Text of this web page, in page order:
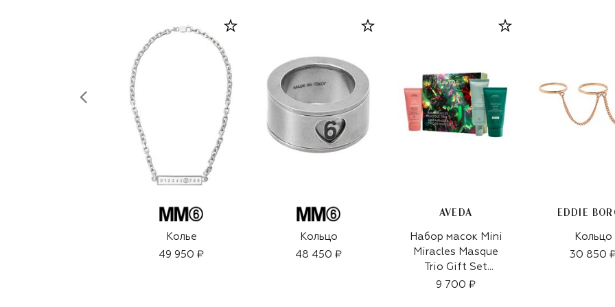
Колье
49 950 ₽
Кольцо
48 450 ₽
AVEDA
Набор масок Mini
Miracles Masque
Trio Gift Set
(3x50ml)
9 700 ₽
EDDIE
Кольцо
30 850